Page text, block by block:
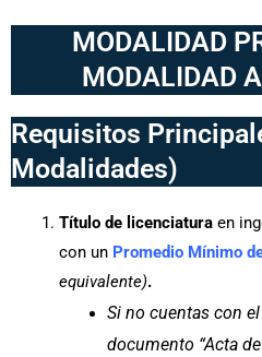
MODALIDAD
MODALIDAD
Requisitos
Modalidades)
Título de licenciatura en
con un Promedio Mínimo
equivalente).
Si no cuentas con
documento “Acta